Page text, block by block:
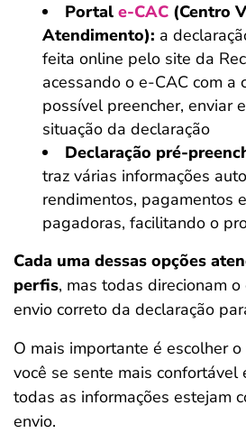
Portal e-CAC (Centro
Atendimento): a
feita online pelo site da
acessando o e-CAC com a
possível preencher, enviar
situação da declaração
Declaração pré-
traz várias informações
rendimentos, pagamentos
pagadoras, facilitando o
Cada uma dessas opções
perfis, mas todas direcionam
envio correto da declaração
O mais importante é escolher
você se sente mais confortável
todas as informações estejam
envio.